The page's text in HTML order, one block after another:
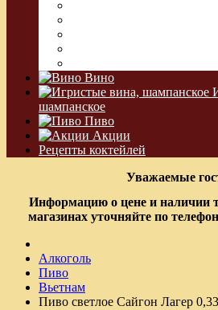
Вино
шампанское
Пиво
Акции
Рецепты коктейлей
Уважаемые
Информацию о цене и наличии
магазинах уточняйте по
Алкоголь
Пиво
Вьетнам
Пиво светлое Сайгон Лагер